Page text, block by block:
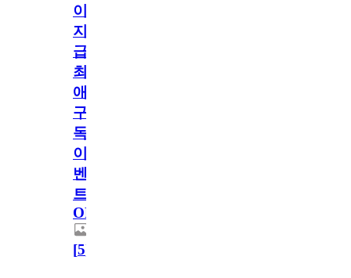
이
지
급!
최
애
구
독
이
벤
트
OPEN!
[5]